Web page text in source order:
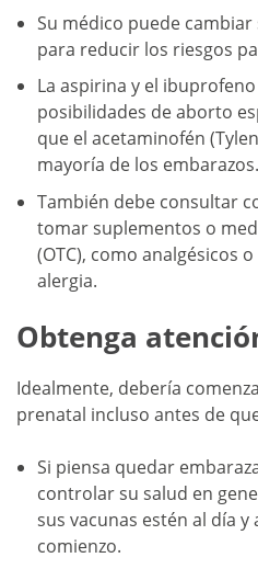
Su médico puede
para reducir los riesgos
La aspirina y el
posibilidades de aborto
que el acetaminofén
mayoría de los embarazos.
También debe consultar
tomar suplementos o
(OTC), como analgésicos
alergia.
Obtenga
Idealmente, debería
prenatal incluso antes de
Si piensa quedar
controlar su salud en
sus vacunas estén al día
comienzo.